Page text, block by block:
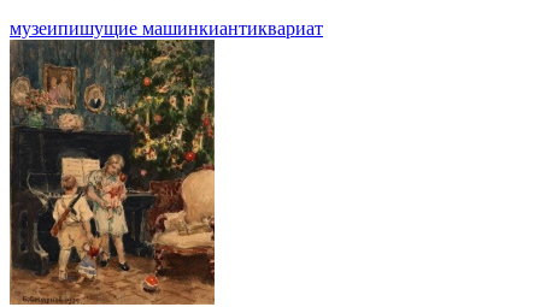
музеипишущие машинкиантиквариат